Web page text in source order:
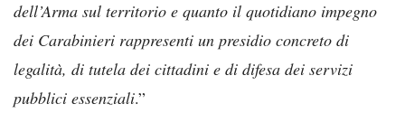
dell’Arma sul territorio e quanto il quotidiano impegno
dei Carabinieri rappresenti un presidio concreto di
legalità, di tutela dei cittadini e di difesa dei servizi
pubblici essenziali.”